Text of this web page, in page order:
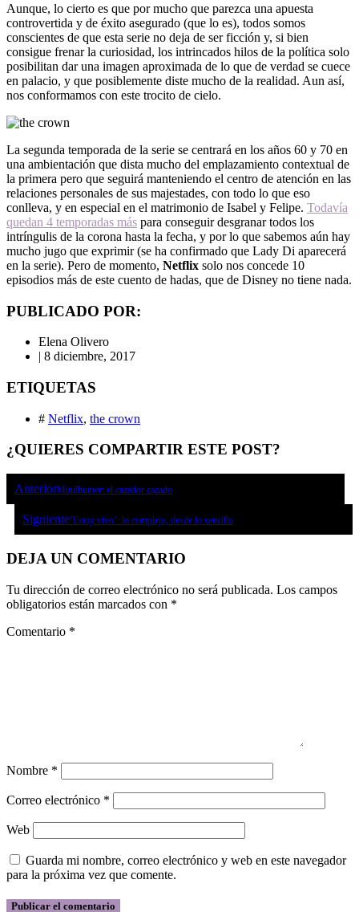
Aunque, lo cierto es que por mucho que parezca una apuesta
controvertida y de éxito asegurado (que lo es), todos somos
conscientes de que esta serie no deja de ser ficción y, si bien
consigue frenar la curiosidad, los intrincados hilos de la política solo
posibilitan dar una imagen aproximada de lo que de verdad se cuece
en palacio, y que posiblemente diste mucho de la realidad. Aun así,
nos conformamos con este trocito de cielo.
La segunda temporada de la serie se centrará en los años 60 y 70 en
una ambientación que dista mucho del emplazamiento contextual de
la primera pero que seguirá manteniendo el centro de atención en las
relaciones personales de sus majestades, con todo lo que eso
conlleva, y en especial en el matrimonio de Isabel y Felipe. Todavía
quedan 4 temporadas más para conseguir desgranar todos los
intríngulis de la corona hasta la fecha, y por lo que sabemos aún hay
mucho jugo que exprimir (se ha confirmado que Lady Di aparecerá
en la serie). Pero de momento, Netflix solo nos concede 10
episodios más de este cuento de hadas, que de Disney no tiene nada.
PUBLICADO POR:
Elena Olivero
| 8 diciembre, 2017
ETIQUETAS
# Netflix, the crown
¿QUIERES COMPARTIR ESTE POST?
AnteriorMindhunter: el cazador cazado
Siguiente‘Estoy vivo’: lo complejo, desde lo sencillo
DEJA UN COMENTARIO
Tu dirección de correo electrónico no será publicada. Los campos
obligatorios están marcados con *
Comentario *
Nombre *
Correo electrónico *
Web
Guarda mi nombre, correo electrónico y web en este navegador
para la próxima vez que comente.